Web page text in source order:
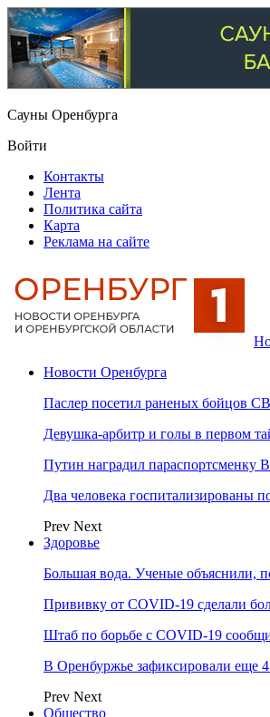
Сауны Оренбурга
Войти
Контакты
Лента
Политика сайта
Карта
Реклама на сайте
Новости Оренбурга
Паслер посетил раненых бойцов
Девушка-арбитр и голы в первом
Путин наградил
Два человека госпитализированы
Prev Next
Здоровье
Большая вода. Ученые объяснили,
Прививку от COVID-19 сделали
Штаб по борьбе с СOVID-19
В Оренбуржье зафиксировали еще
Prev Next
Общество